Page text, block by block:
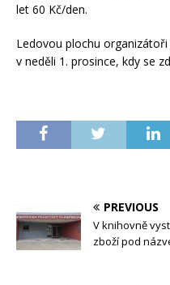
let 60 Kč/den.
Ledovou plochu
v neděli 1. prosince, kdy se
PREVIOUS
V knihovně
zboží pod